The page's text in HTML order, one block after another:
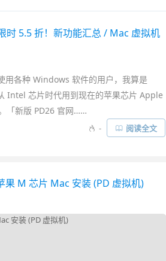
5.5 折！新功能汇总 / Mac 虚拟机
用各种 Windows 软件的用户，我算是
Intel 芯片时代用到现在的苹果芯片 Apple
「新版 PD26 官网……
- 阅读全文
M 芯片 Mac 安装 (PD 虚拟机)